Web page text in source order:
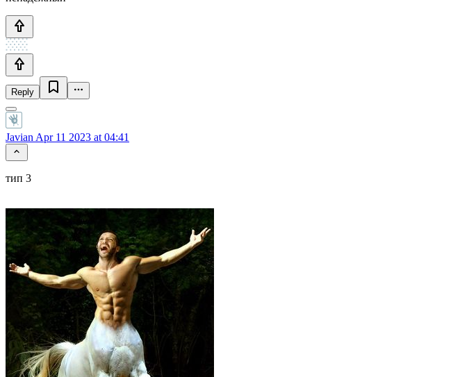
Reply
Javian Apr 11 2023 at 04:41
тип 3